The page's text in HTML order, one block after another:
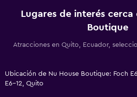
Lugares de interés cerca
Boutique
Atracciones en Quito, Ecuador,
Ubicación de Nu House Boutique: Foch
E6-12, Quito